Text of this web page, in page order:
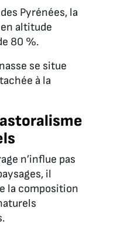
Pyrénées, la
altitude
80 %.
se situe
à la
n’influe pas
il
la composition